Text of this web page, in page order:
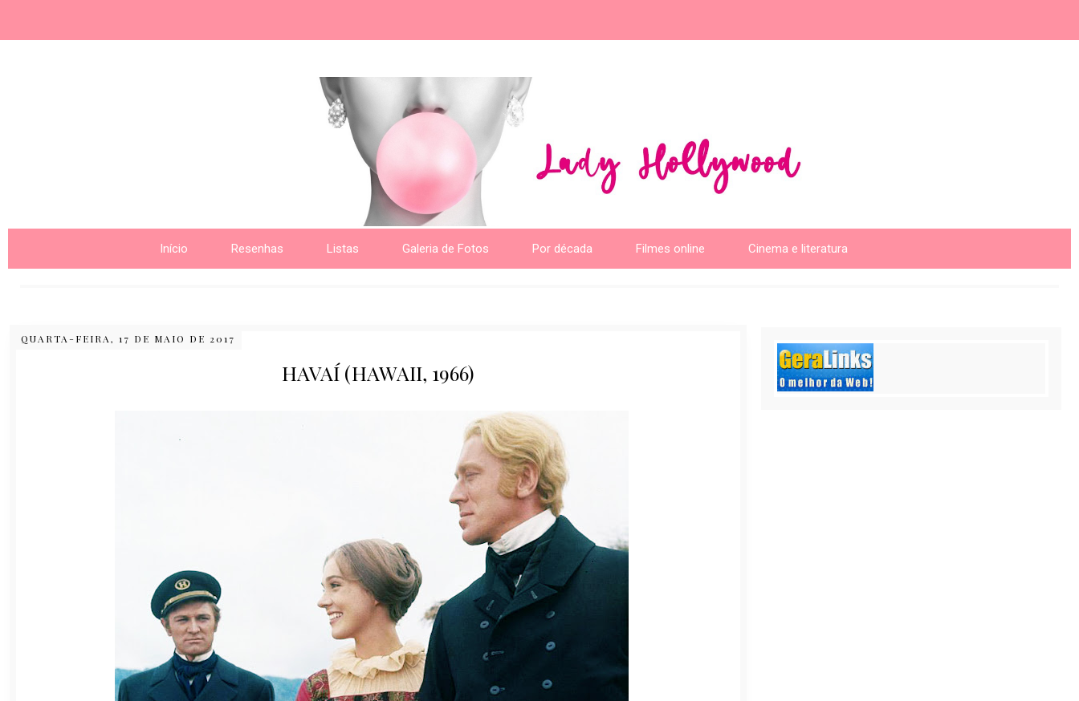
Início Resenhas Listas Galeria de Fotos Por década Filmes online Cinema e literatura
QUARTA-FEIRA, 17 DE MAIO DE 2017
HAVAÍ (HAWAII, 1966)